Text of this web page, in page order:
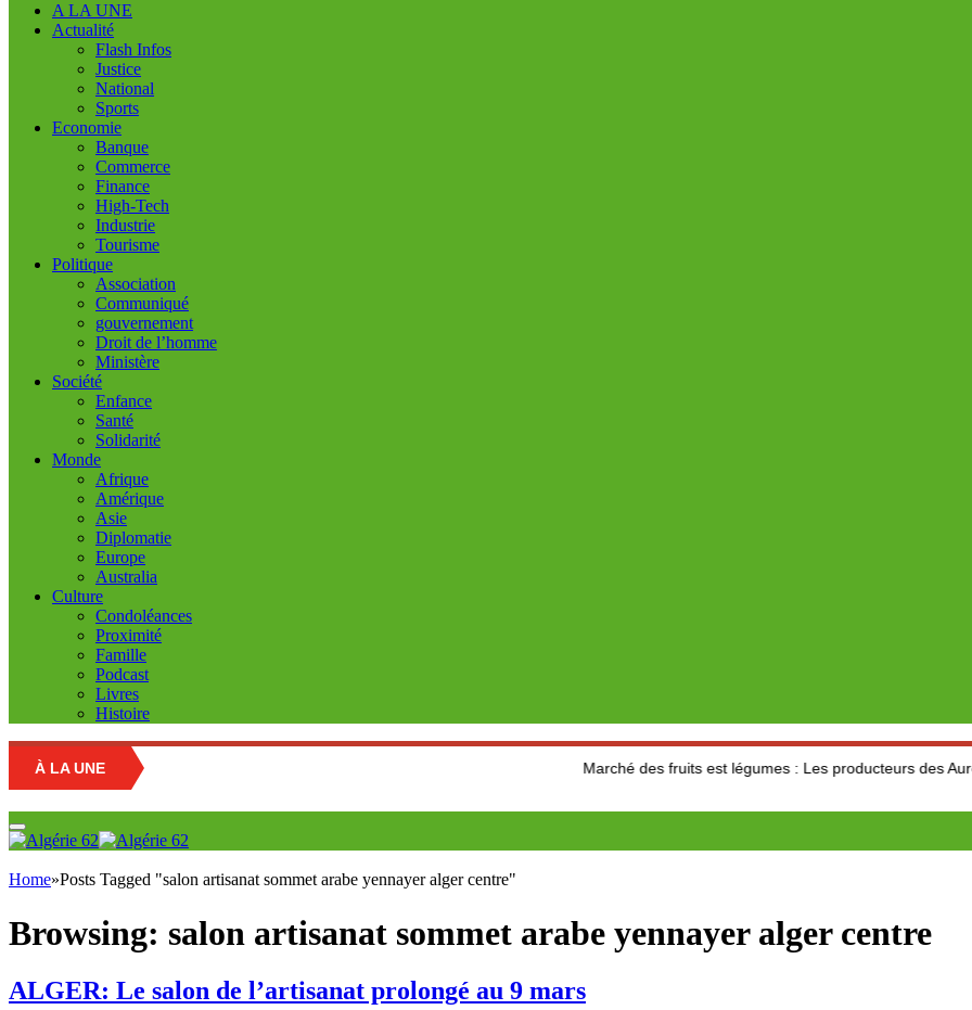
A LA UNE
Actualité
Flash Infos
Justice
National
Sports
Economie
Banque
Commerce
Finance
High-Tech
Industrie
Tourisme
Politique
Association
Communiqué
gouvernement
Droit de l’homme
Ministère
Société
Enfance
Santé
Solidarité
Monde
Afrique
Amérique
Asie
Diplomatie
Europe
Australia
Culture
Condoléances
Proximité
Famille
Podcast
Livres
Histoire
À LA UNE Marché des fruits est légumes : Les producteurs des Aures
Home»Posts Tagged "salon artisanat sommet arabe yennayer alger centre"
Browsing: salon artisanat sommet arabe yennayer alger centre
ALGER: Le salon de l’artisanat prolongé au 9 mars